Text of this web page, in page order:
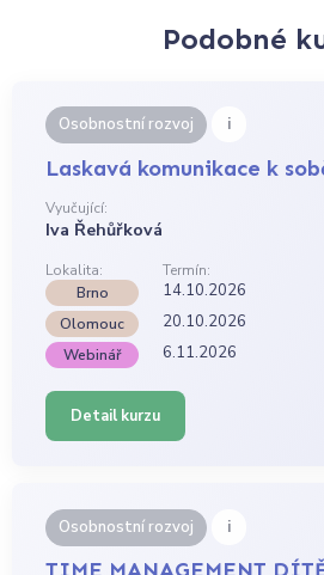
Podobné
Osobnostní rozvoj i
Laskavá komunikace k
Vyučující:
Iva Řehůřková
Lokalita:
Termín:
Brno
14.10.2026
Olomouc 20.10.2026
Webinář 6.11.2026
Detail kurzu
Osobnostní rozvoj i